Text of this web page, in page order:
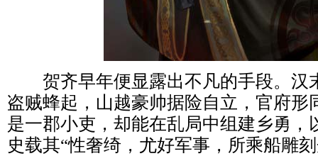
贺齐早年便显露出不凡的手段。汉
盗贼蜂起，山越豪帅据险自立，官府形
是一郡小吏，却能在乱局中组建乡勇，
史载其“性奢绮，尤好军事，所乘船雕